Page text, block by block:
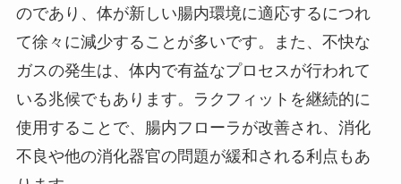
のであり、体が新しい腸内環境に適応するにつれ
て徐々に減少することが多いです。また、不快な
ガスの発生は、体内で有益なプロセスが行われて
いる兆候でもあります。ラクフィットを継続的に
使用することで、腸内フローラが改善され、消化
不良や他の消化器官の問題が緩和される利点もあ